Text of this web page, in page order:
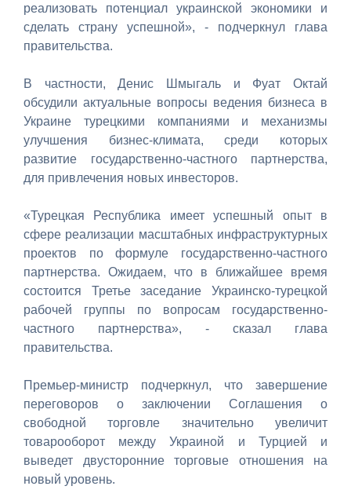
реализовать потенциал украинской экономики и
сделать страну успешной», - подчеркнул глава
правительства.
В частности, Денис Шмыгаль и Фуат Октай
обсудили актуальные вопросы ведения бизнеса в
Украине турецкими компаниями и механизмы
улучшения бизнес-климата, среди которых
развитие государственно-частного партнерства,
для привлечения новых инвесторов.
«Турецкая Республика имеет успешный опыт в
сфере реализации масштабных инфраструктурных
проектов по формуле государственно-частного
партнерства. Ожидаем, что в ближайшее время
состоится Третье заседание Украинско-турецкой
рабочей группы по вопросам государственно-
частного партнерства», - сказал глава
правительства.
Премьер-министр подчеркнул, что завершение
переговоров о заключении Соглашения о
свободной торговле значительно увеличит
товарооборот между Украиной и Турцией и
выведет двусторонние торговые отношения на
новый уровень.